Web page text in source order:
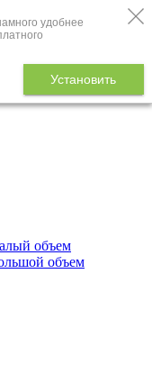
удобнее
Установить
объем
объем